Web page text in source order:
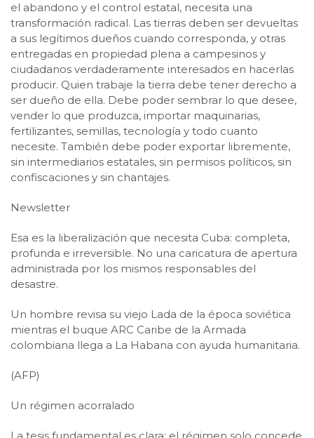
el abandono y el control estatal, necesita una
transformación radical. Las tierras deben ser devueltas
a sus legítimos dueños cuando corresponda, y otras
entregadas en propiedad plena a campesinos y
ciudadanos verdaderamente interesados en hacerlas
producir. Quien trabaje la tierra debe tener derecho a
ser dueño de ella. Debe poder sembrar lo que desee,
vender lo que produzca, importar maquinarias,
fertilizantes, semillas, tecnología y todo cuanto
necesite. También debe poder exportar libremente,
sin intermediarios estatales, sin permisos políticos, sin
confiscaciones y sin chantajes.
Newsletter
Esa es la liberalización que necesita Cuba: completa,
profunda e irreversible. No una caricatura de apertura
administrada por los mismos responsables del
desastre.
Un hombre revisa su viejo Lada de la época soviética
mientras el buque ARC Caribe de la Armada
colombiana llega a La Habana con ayuda humanitaria.
(AFP)
Un régimen acorralado